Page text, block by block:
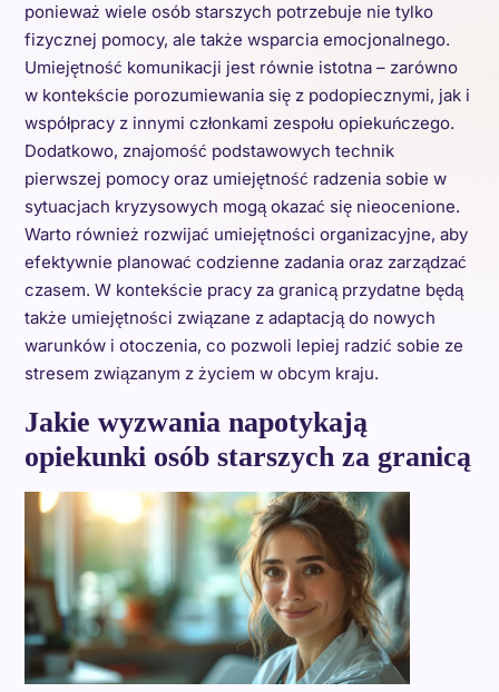
ponieważ wiele osób starszych potrzebuje nie tylko
fizycznej pomocy, ale także wsparcia emocjonalnego.
Umiejętność komunikacji jest równie istotna – zarówno
w kontekście porozumiewania się z podopiecznymi, jak i
współpracy z innymi członkami zespołu opiekuńczego.
Dodatkowo, znajomość podstawowych technik
pierwszej pomocy oraz umiejętność radzenia sobie w
sytuacjach kryzysowych mogą okazać się nieocenione.
Warto również rozwijać umiejętności organizacyjne, aby
efektywnie planować codzienne zadania oraz zarządzać
czasem. W kontekście pracy za granicą przydatne będą
także umiejętności związane z adaptacją do nowych
warunków i otoczenia, co pozwoli lepiej radzić sobie ze
stresem związanym z życiem w obcym kraju.
Jakie wyzwania napotykają
opiekunki osób starszych za granicą